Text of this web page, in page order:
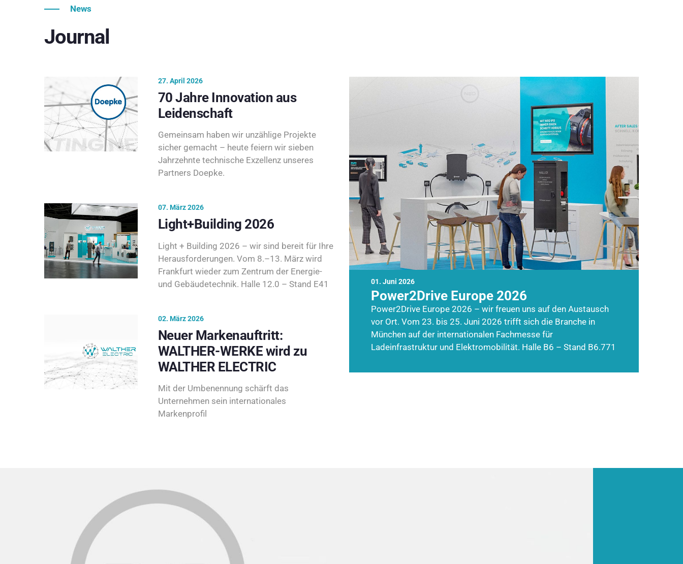
News
Journal
01. Juni 2026
Power2Drive Europe 2026
Power2Drive Europe 2026 – wir freuen uns auf den Austausch
vor Ort. Vom 23. bis 25. Juni 2026 trifft sich die Branche in
München auf der internationalen Fachmesse für
Ladeinfrastruktur und Elektromobilität. Halle B6 – Stand B6.771
27. April 2026
70 Jahre Innovation aus
Leidenschaft
Gemeinsam haben wir unzählige Projekte
sicher gemacht – heute feiern wir sieben
Jahrzehnte technische Exzellenz unseres
Partners Doepke.
07. März 2026
Light+Building 2026
Light + Building 2026 – wir sind bereit für Ihre
Herausforderungen. Vom 8.–13. März wird
Frankfurt wieder zum Zentrum der Energie-
und Gebäudetechnik. Halle 12.0 – Stand E41
02. März 2026
Neuer Markenauftritt:
WALTHER-WERKE wird zu
WALTHER ELECTRIC
Mit der Umbenennung schärft das
Unternehmen sein internationales
Markenprofil